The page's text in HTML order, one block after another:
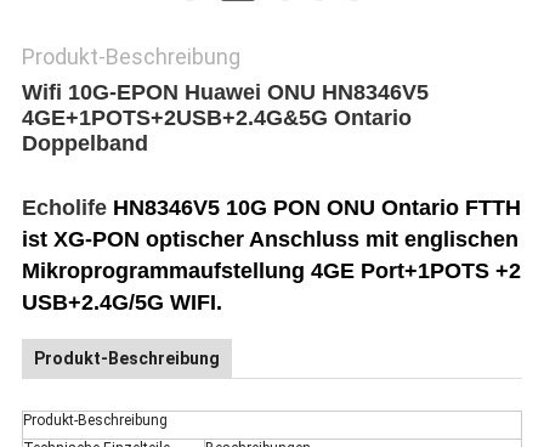
Produkt-Beschreibung
Wifi 10G-EPON Huawei ONU HN8346V5
4GE+1POTS+2USB+2.4G&5G Ontario
Doppelband
EcholifeHN8346V5 10G PON ONU Ontario FTTH
ist XG-PON optischerAnschluss mit englischen
Mikroprogrammaufstellung 4GE Port+1POTS +2
USB+2.4G/5G WIFI.
Produkt-Beschreibung
Produkt-Beschreibung